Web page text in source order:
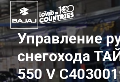
Управление
снегохода ТА
550 V